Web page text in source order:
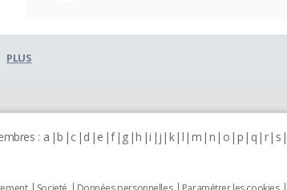
PLUS
: a b c d e f g h i j k l m n o p q r s